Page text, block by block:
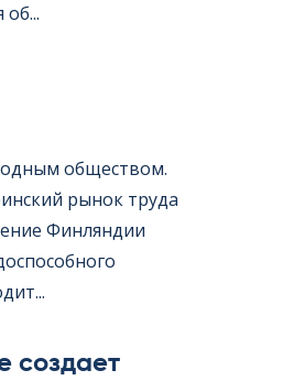
обществом.
рынок труда
Финляндии
создает